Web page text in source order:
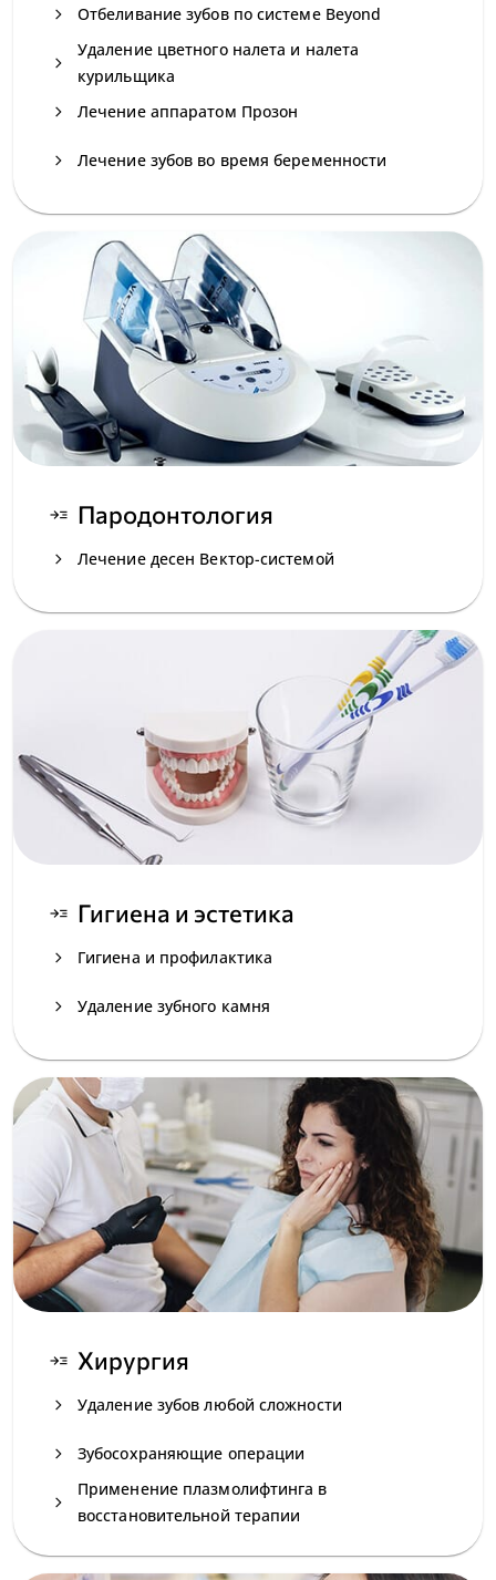
navigate_next Отбеливание зубов по системе Beyond
navigate_next
Удаление цветного налета и налета
курильщика
navigate_next Лечение аппаратом Прозон
navigate_next Лечение зубов во время беременности
read_more Пародонтология
navigate_next Лечение десен Вектор-системой
read_more Гигиена и эстетика
navigate_next Гигиена и профилактика
navigate_next Удаление зубного камня
read_more Хирургия
navigate_next Удаление зубов любой сложности
navigate_next Зубосохраняющие операции
navigate_next
Применение плазмолифтинга в
восстановительной терапии